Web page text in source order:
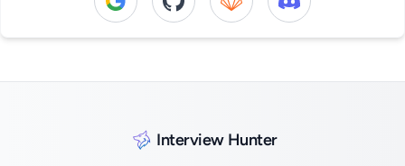
Continue with Google
Continue with GitHub
Continue with GitLab
Continue with
Interview Hunter